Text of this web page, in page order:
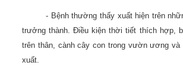
- Bệnh thường thấy xuất hiện trên
trưởng thành. Điều kiện thời tiết thích hợp,
trên thân, cành cây con trong vườn ương
xuất.